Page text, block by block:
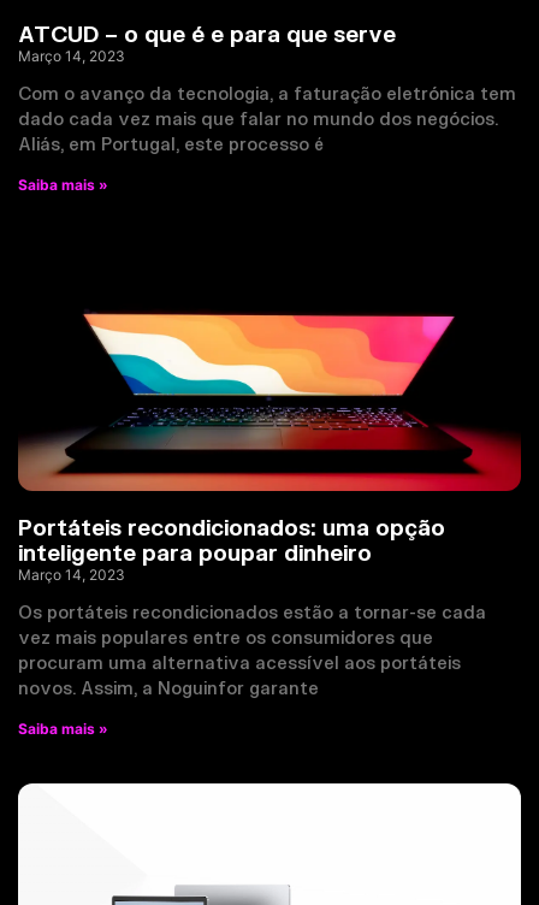
ATCUD – o que é e para que serve
Março 14, 2023
Com o avanço da tecnologia, a faturação eletrónica tem
dado cada vez mais que falar no mundo dos negócios.
Aliás, em Portugal, este processo é
Saiba mais »
Portáteis recondicionados: uma opção
inteligente para poupar dinheiro
Março 14, 2023
Os portáteis recondicionados estão a tornar-se cada
vez mais populares entre os consumidores que
procuram uma alternativa acessível aos portáteis
novos. Assim, a Noguinfor garante
Saiba mais »